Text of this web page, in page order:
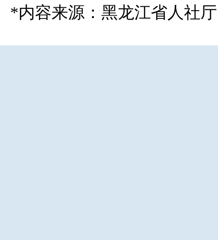
*内容来源：黑龙江省人社厅